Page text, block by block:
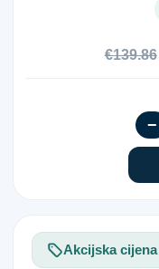
€139.86
−
Akcijska cijena